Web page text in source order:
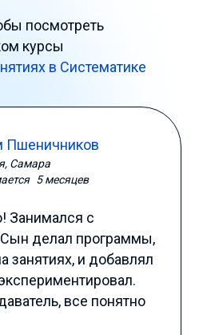
посмотреть
курсы
в Систематике
Пшеничников
Самара
5 месяцев
Занимался с
делал программы,
занятиях, и добавлял
все понятно